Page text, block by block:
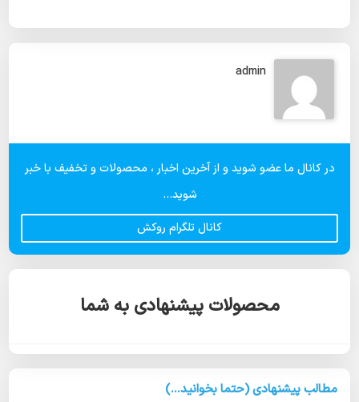
admin
در کانال ما عضو شوید و از آخرین اخبار ، محصولات و تخفیف با خبر
شوید...
کانال تلگرام روکش
محصولات پیشنهادی به شما
مطالب پیشنهادی (حتما بخوانید...)